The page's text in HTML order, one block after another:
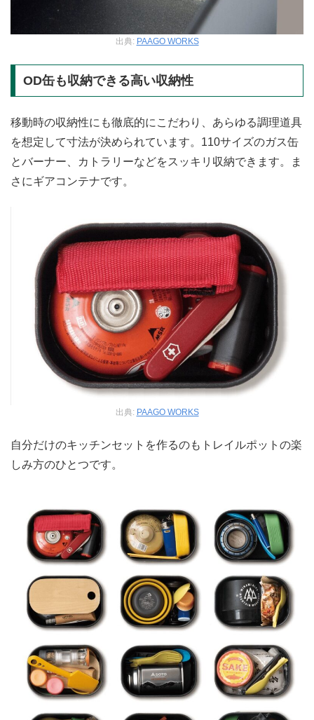
出典: PAAGO WORKS
OD缶も収納できる高い収納性
移動時の収納性にも徹底的にこだわり、あらゆる調理道具
を想定して寸法が決められています。110サイズのガス缶
とバーナー、カトラリーなどをスッキリ収納できます。ま
さにギアコンテナです。
出典: PAAGO WORKS
自分だけのキッチンセットを作るのもトレイルポットの楽
しみ方のひとつです。